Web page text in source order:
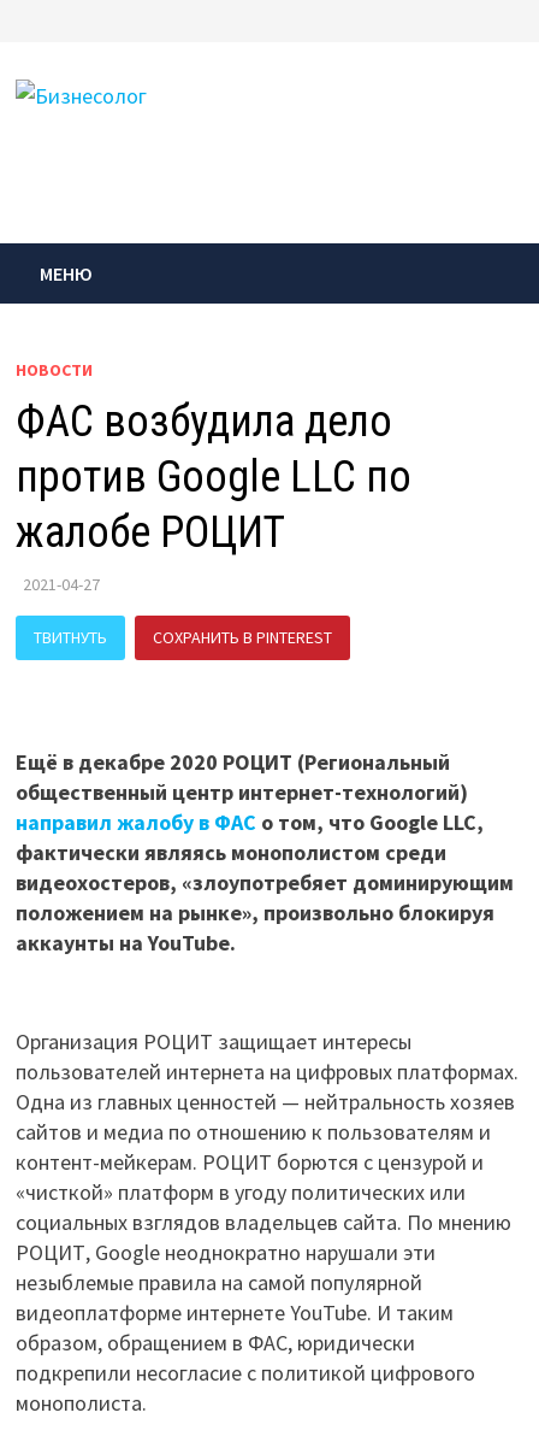
содержимому
МЕНЮ
НОВОСТИ
ФАС возбудила дело
против Google LLC по
жалобе РОЦИТ
2021-04-27
ТВИТНУТЬ СОХРАНИТЬ В PINTEREST
Ещё в декабре 2020 РОЦИТ (Региональный
общественный центр интернет-технологий)
направил жалобу в ФАС о том, что Google LLC,
фактически являясь монополистом среди
видеохостеров, «злоупотребяет доминирующим
положением на рынке», произвольно блокируя
аккаунты на YouTube.
Организация РОЦИТ защищает интересы
пользователей интернета на цифровых платформах.
Одна из главных ценностей — нейтральность хозяев
сайтов и медиа по отношению к пользователям и
контент-мейкерам. РОЦИТ борются с цензурой и
«чисткой» платформ в угоду политических или
социальных взглядов владельцев сайта. По мнению
РОЦИТ, Google неоднократно нарушали эти
незыблемые правила на самой популярной
видеоплатформе интернете YouTube. И таким
образом, обращением в ФАС, юридически
подкрепили несогласие с политикой цифрового
монополиста.